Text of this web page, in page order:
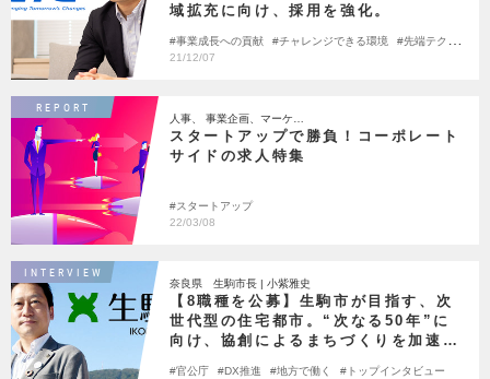
域拡充に向け、採用を強化。
事業成長への貢献 チャレンジできる環境
先端テクノ
ロジー
21/12/07
REPORT
人事、 事業企画、マーケ…
スタートアップで勝負！コーポレート
サイドの求人特集
スタートアップ
22/03/08
INTERVIEW
奈良県 生駒市長 | 小紫雅史
【8職種を公募】生駒市が目指す、次
世代型の住宅都市。“次なる50年”に
向け、協創によるまちづくりを加速―
官公庁 DX推進 地方で働く
トップインタビュー